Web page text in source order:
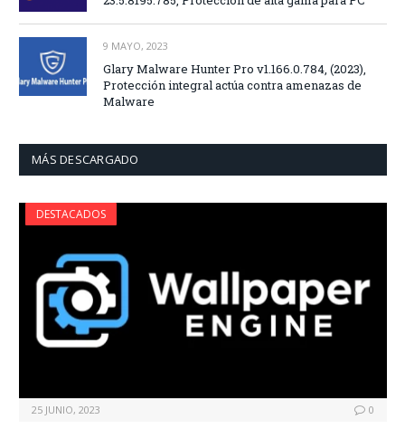
9 MAYO, 2023
Glary Malware Hunter Pro v1.166.0.784, (2023),
Protección integral actúa contra amenazas de
Malware
MÁS DESCARGADO
DESTACADOS
25 JUNIO, 2023 0